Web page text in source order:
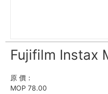
Fujifilm Instax
原 價：
MOP 78.00